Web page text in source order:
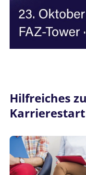
Hilfreiches
Karrierestart